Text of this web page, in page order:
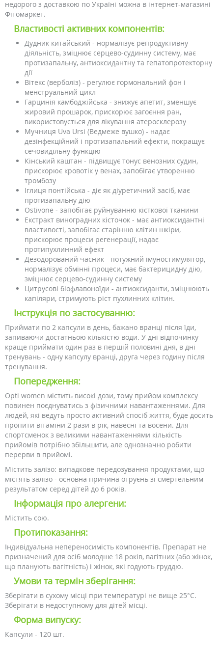
недорого з доставкою по Україні можна в інтернет-магазині
Фітомаркет.
Властивості активних компонентів:
Дудник китайський - нормалізує репродуктивну
діяльність, зміцнює серцево-судинну систему, має
протизапальну, антиоксидантну та гепатопротекторну
дії
Вітекс (верболіз) - регулює гормональний фон і
менструальний цикл
Гарцинія камбоджійська - знижує апетит, зменшує
жировий прошарок, прискорює загоєння ран,
використовується для лікування атеросклерозу
Мучниця Uva Ursi (Ведмеже вушко) - надає
дезінфекційний і протизапальний ефекти, покращує
сечовидільну функцію
Кінський каштан - підвищує тонус венозних судин,
прискорює кровотік у венах, запобігає утворенню
тромбозу
Іглиця понтійська - діє як діуретичний засіб, має
протизапальну дію
Ostivone - запобігає руйнуванню кісткової тканини
Екстракт виноградних кісточок - має антиоксидантні
властивості, запобігає старінню клітин шкіри,
прискорює процеси регенерації, надає
протипухлинний ефект
Дезодорований часник - потужний імуностимулятор,
нормалізує обмінні процеси, має бактерицидну дію,
зміцнює серцево-судинну систему
Цитрусові біофлавоноїди - антиоксиданти, зміцнюють
капіляри, стримують ріст пухлинних клітин.
Інструкція по застосуванню:
Приймати по 2 капсули в день, бажано вранці після їди,
запиваючи достатньою кількістю води. У дні відпочинку
краще приймати один раз в першій половині дня, в дні
тренувань - одну капсулу вранці, друга через годину після
тренування.
Попередження:
Opti women містить високі дози, тому прийом комплексу
повинен поєднуватись з фізичними навантаженнями. Для
людей, які ведуть просто активний спосіб життя, буде досить
пропити вітаміни 2 рази в рік, навесні та восени. Для
спортсменок з великими навантаженнями кількість
прийомів потрібно збільшити, але однозначно робити
перерви в прийомі.
Містить залізо: випадкове передозування продуктами, що
містять залізо - основна причина отруєнь зі смертельним
результатом серед дітей до 6 років.
Інформація про алергени:
Містить сою.
Протипоказання:
Індивідуальна непереносимість компонентів. Препарат не
призначений для осіб молодше 18 років, вагітних (або жінок,
що планують вагітність) і жінок, які годують груддю.
Умови та термін зберігання:
Зберігати в сухому місці при температурі не вище 25°C.
Зберігати в недоступному для дітей місці.
Форма випуску:
Капсули - 120 шт.